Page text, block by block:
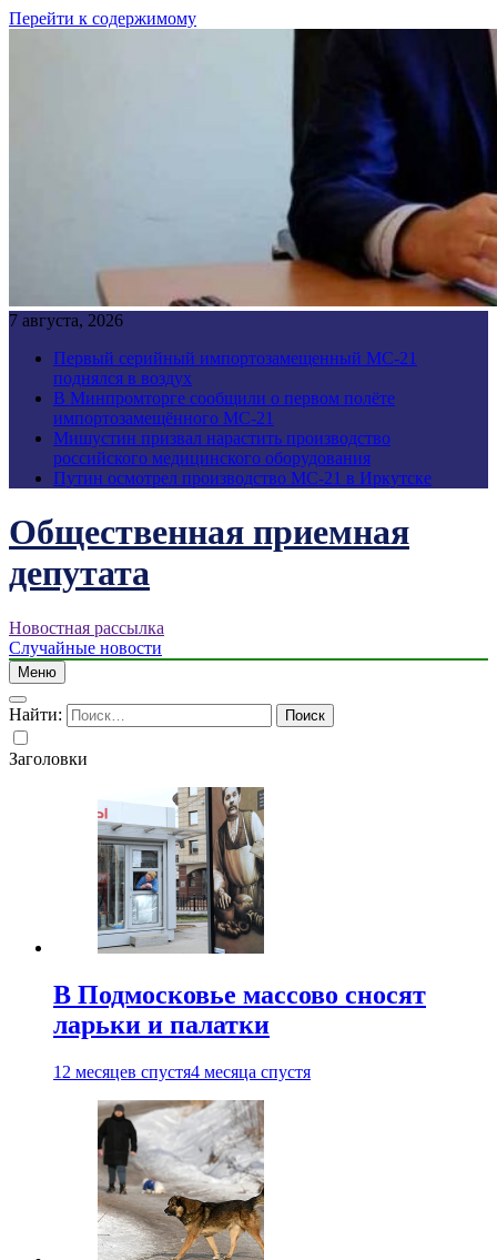
Перейти к содержимому
7 августа, 2026
Первый серийный импортозамещенный МС-21
поднялся в воздух
В Минпромторге сообщили о первом полёте
импортозамещённого МС-21
Мишустин призвал нарастить производство
российского медицинского оборудования
Путин осмотрел производство МС-21 в Иркутске
Общественная приемная
депутата
Новостная рассылка
Случайные новости
Меню
Найти:
Заголовки
В Подмосковье массово сносят
ларьки и палатки
12 месяцев спустя4 месяца спустя